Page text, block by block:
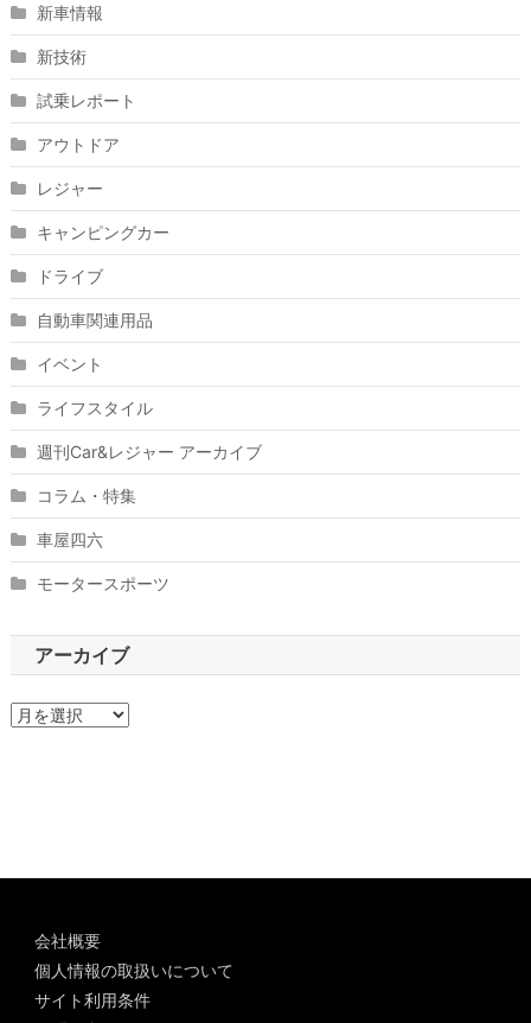
新車情報
新技術
試乗レポート
アウトドア
レジャー
キャンピングカー
ドライブ
自動車関連用品
イベント
ライフスタイル
週刊Car&レジャー アーカイブ
コラム・特集
車屋四六
モータースポーツ
アーカイブ
ア
会社概要
個人情報の取扱いについて
サイト利用条件